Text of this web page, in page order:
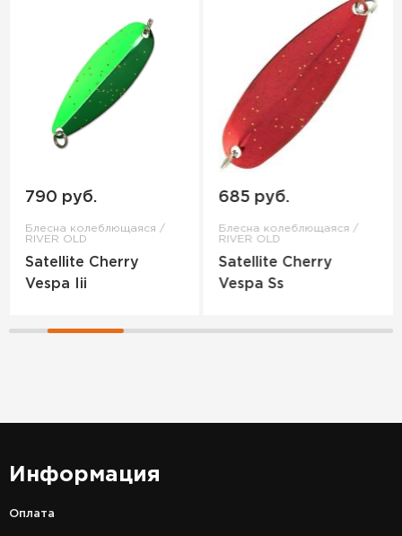
790 руб.
Блесна колеблющаяся /
RIVER OLD
Satellite Cherry
Vespa Iii
685 руб.
Блесна колеблющаяся /
RIVER OLD
Satellite Cherry
Vespa Ss
Информация
Оплата